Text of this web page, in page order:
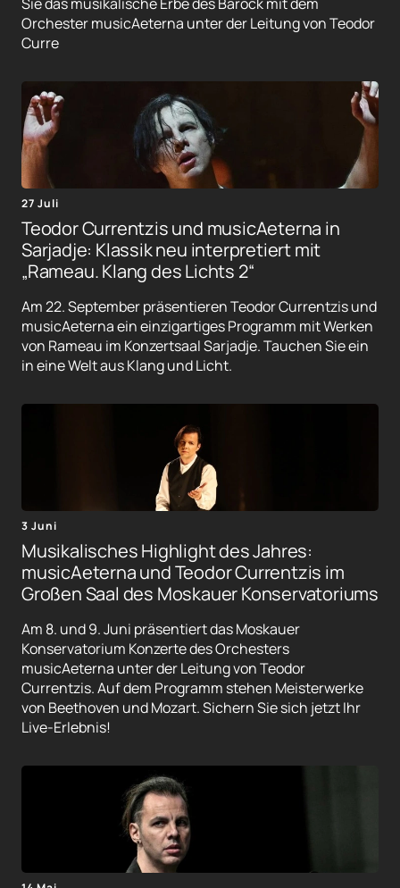
Sie das musikalische Erbe des Barock mit dem
Orchester musicAeterna unter der Leitung von Teodor
Curre
27 Juli
Teodor Currentzis und musicAeterna in
Sarjadje: Klassik neu interpretiert mit
„Rameau. Klang des Lichts 2“
Am 22. September präsentieren Teodor Currentzis und
musicAeterna ein einzigartiges Programm mit Werken
von Rameau im Konzertsaal Sarjadje. Tauchen Sie ein
in eine Welt aus Klang und Licht.
3 Juni
Musikalisches Highlight des Jahres:
musicAeterna und Teodor Currentzis im
Großen Saal des Moskauer Konservatoriums
Am 8. und 9. Juni präsentiert das Moskauer
Konservatorium Konzerte des Orchesters
musicAeterna unter der Leitung von Teodor
Currentzis. Auf dem Programm stehen Meisterwerke
von Beethoven und Mozart. Sichern Sie sich jetzt Ihr
Live-Erlebnis!